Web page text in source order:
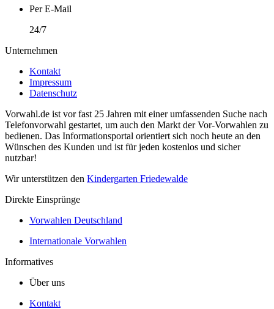
Per E-Mail
24/7
Unternehmen
Kontakt
Impressum
Datenschutz
Vorwahl.de ist vor fast 25 Jahren mit einer umfassenden Suche nach
Telefonvorwahl gestartet, um auch den Markt der Vor-Vorwahlen zu
bedienen. Das Informationsportal orientiert sich noch heute an den
Wünschen des Kunden und ist für jeden kostenlos und sicher
nutzbar!
Wir unterstützen den Kindergarten Friedewalde
Direkte Einsprünge
Vorwahlen Deutschland
Internationale Vorwahlen
Informatives
Über uns
Kontakt